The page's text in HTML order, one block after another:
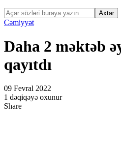
Cəmiyyət
Daha 2 məktəb
qayıtdı
09 Fevral 2022
1 dəqiqəyə oxunur
Share